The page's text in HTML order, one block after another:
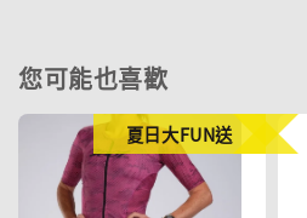
您可能也喜歡
夏日大FUN送